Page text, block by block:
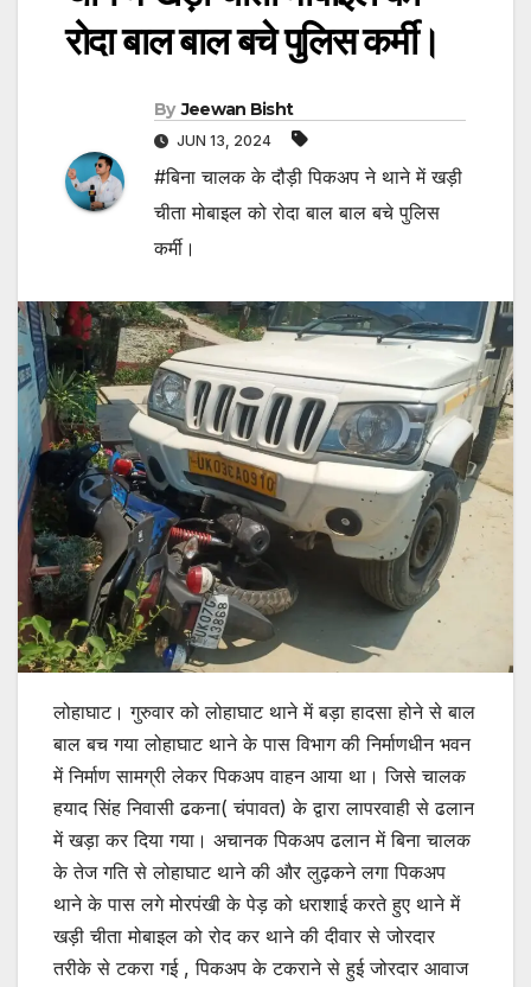
रोदा बाल बाल बचे पुलिस कर्मी।
By Jeewan Bisht
JUN 13, 2024
#बिना चालक के दौड़ी पिकअप ने थाने में खड़ी
चीता मोबाइल को रोदा बाल बाल बचे पुलिस
कर्मी।
लोहाघाट। गुरुवार को लोहाघाट थाने में बड़ा हादसा होने से बाल
बाल बच गया लोहाघाट थाने के पास विभाग की निर्माणधीन भवन
में निर्माण सामग्री लेकर पिकअप वाहन आया था। जिसे चालक
हयाद सिंह निवासी ढकना( चंपावत) के द्वारा लापरवाही से ढलान
में खड़ा कर दिया गया। अचानक पिकअप ढलान में बिना चालक
के तेज गति से लोहाघाट थाने की और लुढ़कने लगा पिकअप
थाने के पास लगे मोरपंखी के पेड़ को धराशाई करते हुए थाने में
खड़ी चीता मोबाइल को रोद कर थाने की दीवार से जोरदार
तरीके से टकरा गई , पिकअप के टकराने से हुई जोरदार आवाज